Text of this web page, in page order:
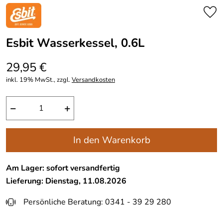
Esbit Wasserkessel, 0.6L
29,95 €
inkl. 19% MwSt., zzgl.Versandkosten
− +
In den Warenkorb
Am Lager: sofort versandfertig
Lieferung: Dienstag, 11.08.2026
Persönliche Beratung: 0341 - 39 29 280